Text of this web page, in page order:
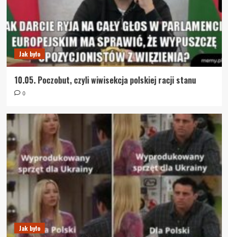
Jak było
10.05. Poczobut, czyli wiwisekcja polskiej racji stanu
0
Jak było